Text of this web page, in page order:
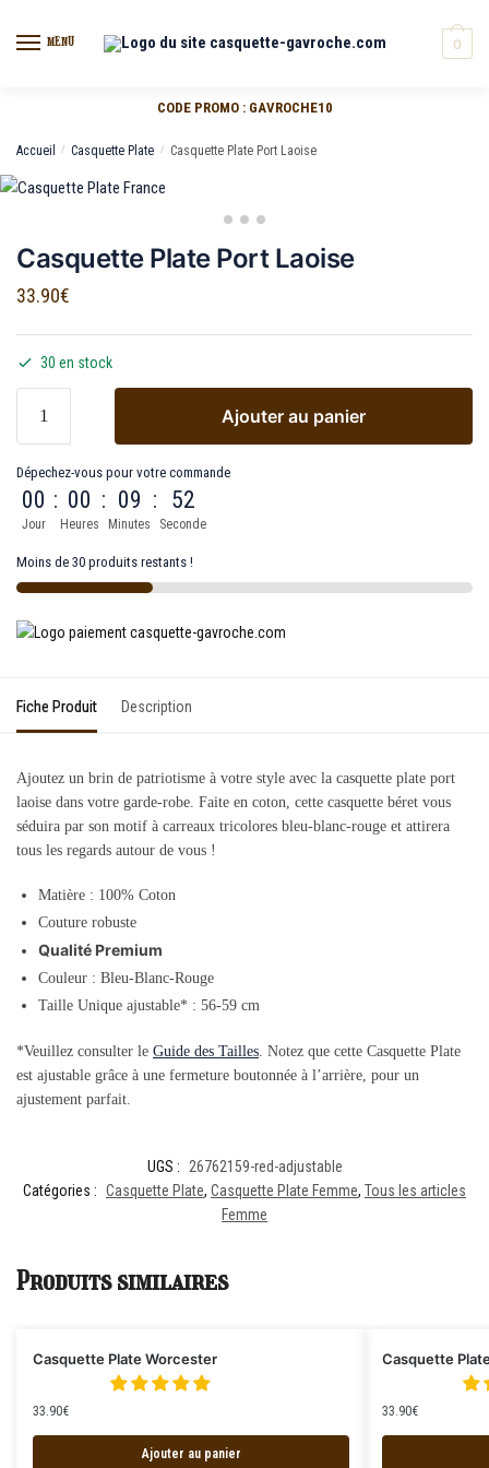
MENU 0
CODE PROMO : GAVROCHE10
Accueil / Casquette Plate / Casquette Plate Port Laoise
Casquette Plate Port Laoise
33.90€
30 en stock
Ajouter au panier
Dépechez-vous pour votre commande
00
Jour
: 00
Heures
: 09
Minutes
: 52
Seconde
Moins de 30 produits restants !
Fiche Produit Description
Ajoutez un brin de patriotisme à votre style avec la casquette plate port
laoise dans votre garde-robe. Faite en coton, cette casquette béret vous
séduira par son motif à carreaux tricolores bleu-blanc-rouge et attirera
tous les regards autour de vous !
Matière : 100% Coton
Couture robuste
Qualité Premium
Couleur : Bleu-Blanc-Rouge
Taille Unique ajustable* : 56-59 cm
*Veuillez consulter le Guide des Tailles . Notez que cette Casquette Plate
est ajustable grâce à une fermeture boutonnée à l’arrière, pour un
ajustement parfait.
UGS : 26762159-red-adjustable
Catégories : Casquette Plate, Casquette Plate Femme, Tous les articles
Femme
Produits similaires
Casquette Plate Worcester
33.90€
Ajouter au panier
Casquette
33.90€